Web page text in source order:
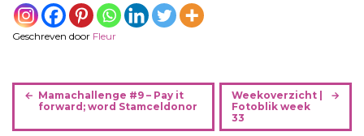
Geschreven door Fleur
B
r
Mamachallenge #9 – Pay it
forward; word Stamceldonor
Weekoverzicht |
Fotoblik week
33